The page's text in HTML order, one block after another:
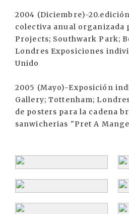
2004 (Diciembre)-
colectiva anual organizada
Projects; Southwark Park;
Londres Exposiciones
Unido
2005 (Mayo)-Exposición
Gallery; Tottenham;
de posters para la cadena
sanwicherias "Pret A